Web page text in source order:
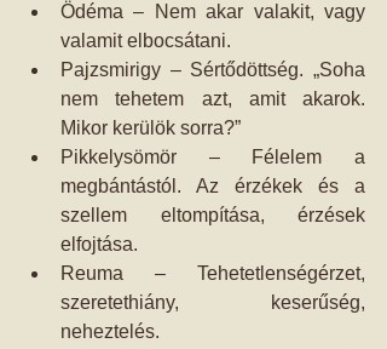
Ödéma – Nem akar valakit, vagy
valamit elbocsátani.
Pajzsmirigy – Sértődöttség. „Soha
nem tehetem azt, amit akarok.
Mikor kerülök sorra?”
Pikkelysömör – Félelem a
megbántástól. Az érzékek és a
szellem eltompítása, érzések
elfojtása.
Reuma – Tehetetlenségérzet,
szeretethiány, keserűség,
neheztelés.